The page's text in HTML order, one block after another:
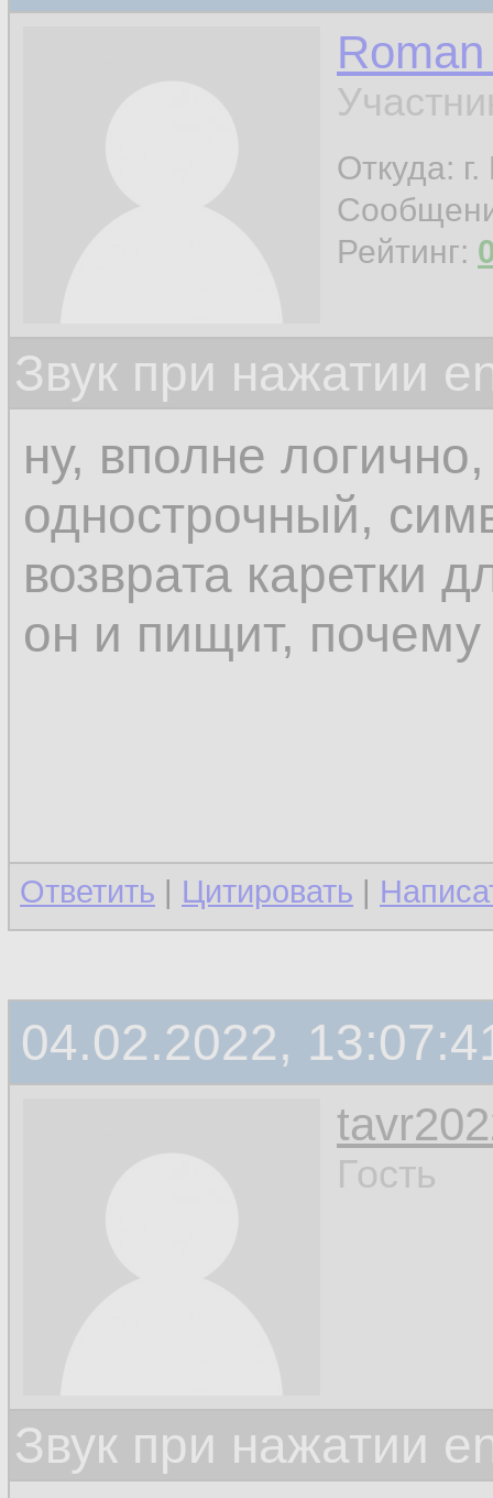
Откуда:
Рейтинг:
Звук при нажатии
ну, вполне
однострочный,
возврата каретки
он и пищит,
Ответить | Цитировать |
04.02.2022,
Гость
Звук при нажатии